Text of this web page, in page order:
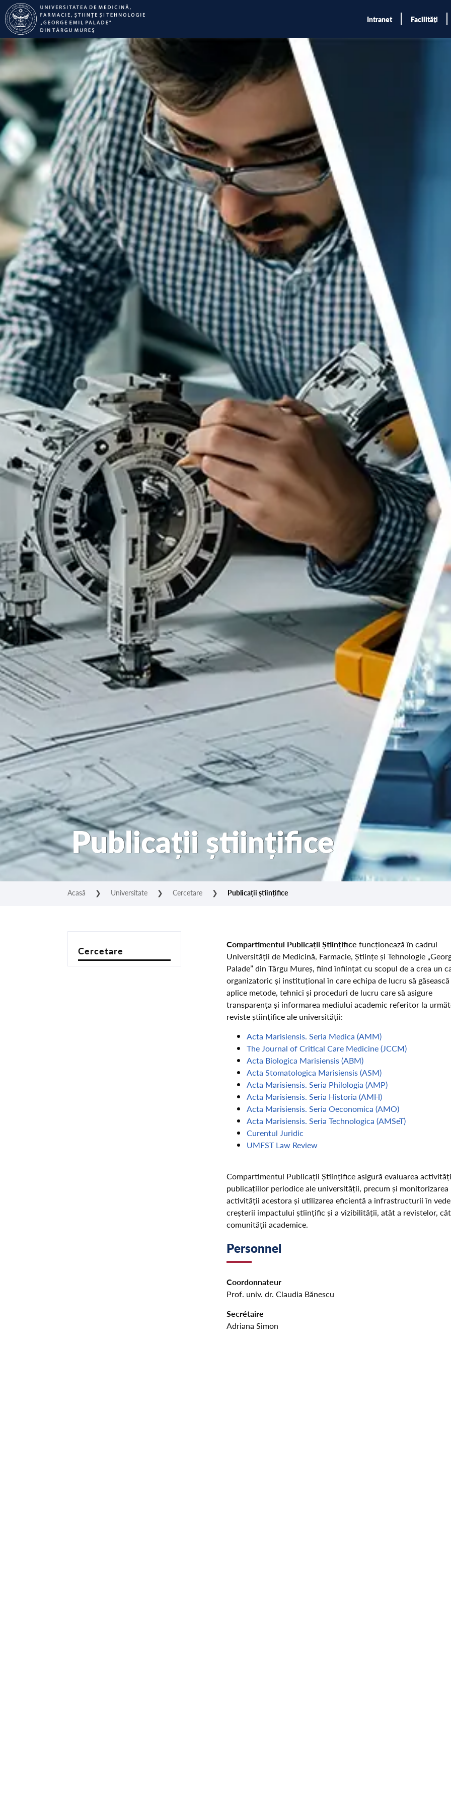
Intranet Facilități
Publicații științifice
Acasă ❯ Universitate ❯ Cercetare ❯ Publicații științifice
Cercetare
Compartimentul Publicații Științifice funcționează în cadrul
Universității de Medicină, Farmacie, Științe și Tehnologie
Palade” din Târgu Mureș, fiind înființat cu scopul de a crea un
organizatoric și instituțional în care echipa de lucru să găsească
aplice metode, tehnici și proceduri de lucru care să asigure
transparența și informarea mediului academic referitor la
reviste științifice ale universității:
Acta Marisiensis. Seria Medica (AMM)
The Journal of Critical Care Medicine (JCCM)
Acta Biologica Marisiensis (ABM)
Acta Stomatologica Marisiensis (ASM)
Acta Marisiensis. Seria Philologia (AMP)
Acta Marisiensis. Seria Historia (AMH)
Acta Marisiensis. Seria Oeconomica (AMO)
Acta Marisiensis. Seria Technologica (AMSeT)
Curentul Juridic
UMFST Law Review
Compartimentul Publicații Științifice asigură evaluarea
publicațiilor periodice ale universității, precum și monitorizarea
activității acestora și utilizarea eficientă a infrastructurii în
creșterii impactului științific și a vizibilității, atât a revistelor,
comunității academice.
Personnel
Coordonnateur
Prof. univ. dr. Claudia Bănescu
Secrétaire
Adriana Simon